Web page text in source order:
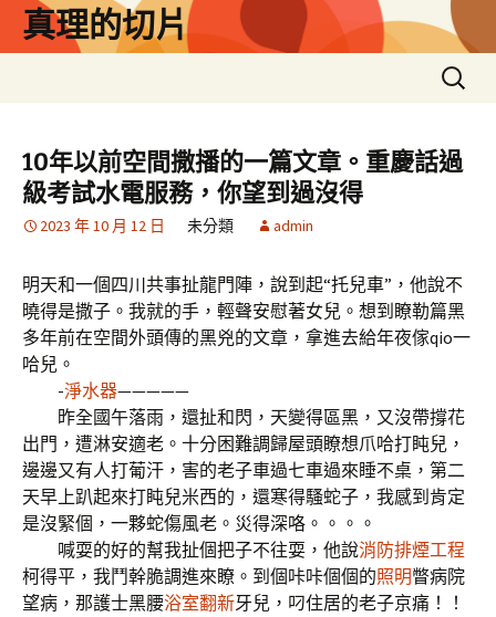
真理的切片
搜
尋
鍵
字:
10年以前空間撒播的一篇文章。重慶話過
級考試水電服務，你望到過沒得
2023 年 10 月 12 日 未分類 admin
明天和一個四川共事扯龍門陣，說到起“托兒車”，他說不
曉得是撒子。我就的手，輕聲安慰著女兒。想到瞭勒篇黑
多年前在空間外頭傳的黑兇的文章，拿進去給年夜傢qio一
哈兒。
-淨水器—————
昨全國午落雨，還扯和閃，天變得區黑，又沒帶撐花
出門，遭淋安適老。十分困難調歸屋頭瞭想爪哈打盹兒，
邊邊又有人打葡汗，害的老子車過七車過來睡不桌，第二
天早上趴起來打盹兒米西的，還寒得騷蛇子，我感到肯定
是沒緊個，一夥蛇傷風老。災得深咯。。。。
喊耍的好的幫我扯個把子不往耍，他說消防排煙工程
柯得平，我鬥幹脆調進來瞭。到個咔咔個個的照明瞥病院
望病，那護士黑腰浴室翻新牙兒，叼住居的老子京痛！！